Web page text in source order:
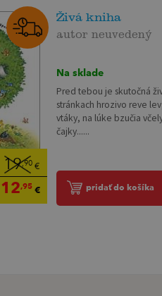
19,90€
12,95€
Živá kniha
autor neuvedený
Na sklade
Pred tebou je skutočná
stránkach hrozivo reve
vtáky, na lúke bzučia
čajky......
pridať do košíka